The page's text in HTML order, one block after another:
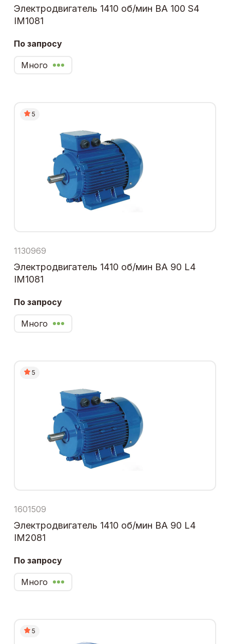
Электродвигатель 1410 об/мин ВА 100 S4
IM1081
По запросу
Много
5
1130969
Электродвигатель 1410 об/мин ВА 90 L4
IM1081
По запросу
Много
5
1601509
Электродвигатель 1410 об/мин ВА 90 L4
IM2081
По запросу
Много
5